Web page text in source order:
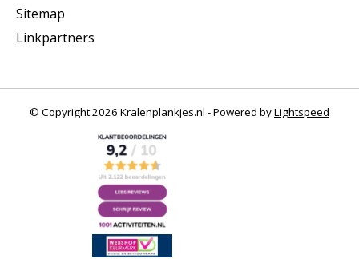
Sitemap
Linkpartners
© Copyright 2026 Kralenplankjes.nl - Powered byLightspeed